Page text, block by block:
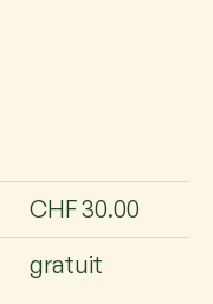
CHF 30.00
gratuit